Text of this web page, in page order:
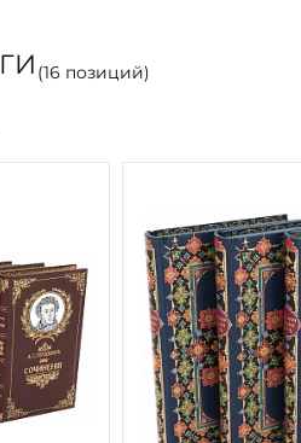
(16 позиций)